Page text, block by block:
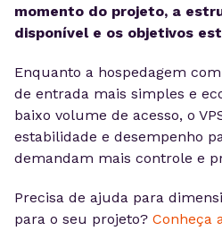
momento do projeto, a
disponível e os objetivos
Enquanto a hospedagem
de entrada mais simples e
baixo volume de acesso, o
estabilidade e desempenho
demandam mais controle e
Precisa de ajuda para
para o seu projeto? Conheça